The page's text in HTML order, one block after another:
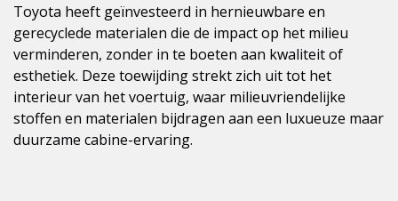
Toyota heeft geïnvesteerd in hernieuwbare en
gerecyclede materialen die de impact op het milieu
verminderen, zonder in te boeten aan kwaliteit of
esthetiek. Deze toewijding strekt zich uit tot het
interieur van het voertuig, waar milieuvriendelijke
stoffen en materialen bijdragen aan een luxueuze maar
duurzame cabine-ervaring.